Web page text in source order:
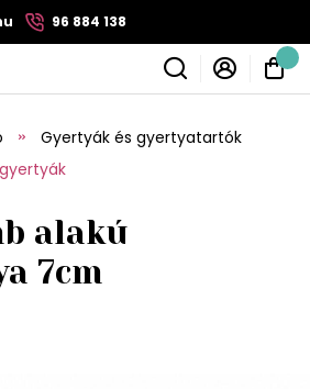
96 884 138
Gyertyák és gyertyatartók
alakú
7cm